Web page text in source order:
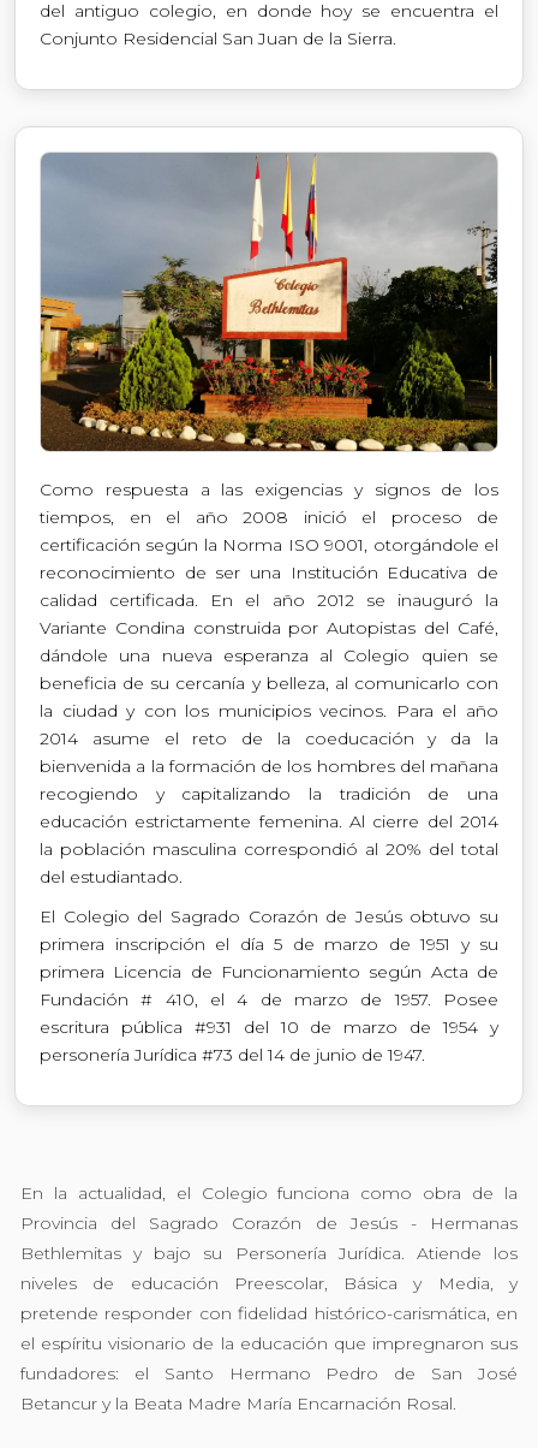
del antiguo colegio, en donde hoy se encuentra el
Conjunto Residencial San Juan de la Sierra.
Como respuesta a las exigencias y signos de los
tiempos, en el año 2008 inició el proceso de
certificación según la Norma ISO 9001, otorgándole el
reconocimiento de ser una Institución Educativa de
calidad certificada. En el año 2012 se inauguró la
Variante Condina construida por Autopistas del Café,
dándole una nueva esperanza al Colegio quien se
beneficia de su cercanía y belleza, al comunicarlo con
la ciudad y con los municipios vecinos. Para el año
2014 asume el reto de la coeducación y da la
bienvenida a la formación de los hombres del mañana
recogiendo y capitalizando la tradición de una
educación estrictamente femenina. Al cierre del 2014
la población masculina correspondió al 20% del total
del estudiantado.
El Colegio del Sagrado Corazón de Jesús obtuvo su
primera inscripción el día 5 de marzo de 1951 y su
primera Licencia de Funcionamiento según Acta de
Fundación # 410, el 4 de marzo de 1957. Posee
escritura pública #931 del 10 de marzo de 1954 y
personería Jurídica #73 del 14 de junio de 1947.
En la actualidad, el Colegio funciona como obra de la
Provincia del Sagrado Corazón de Jesús - Hermanas
Bethlemitas y bajo su Personería Jurídica. Atiende los
niveles de educación Preescolar, Básica y Media, y
pretende responder con fidelidad histórico-carismática, en
el espíritu visionario de la educación que impregnaron sus
fundadores: el Santo Hermano Pedro de San José
Betancur y la Beata Madre María Encarnación Rosal.